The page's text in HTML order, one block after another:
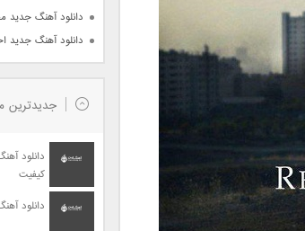
دانلود آهنگ جدید
دانلود آهنگ جدید
جدیدترین
دانلود
کیفیت
دانلود